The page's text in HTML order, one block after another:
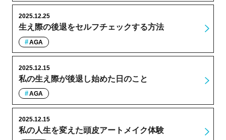
生え際の後退をセルフチェックする方法
2025.12.25
AGA
私の生え際が後退し始めた日のこと
2025.12.15
AGA
私の人生を変えた頭皮アートメイク体験
2025.12.15